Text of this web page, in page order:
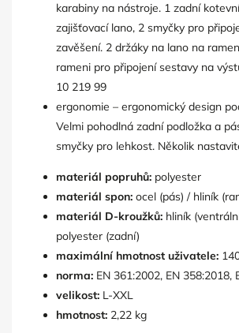
karabiny na nástroje. 1 zadní
zajišťovací lano, 2 smyčky pro
zavěšení. 2 držáky na lano na
rameni pro připojení sestavy na
10 219 99
ergonomie – ergonomický design
Velmi pohodlná zadní podložka a
smyčky pro lehkost. Několik
materiál popruhů: polyester
materiál spon: ocel (pás) / hliník
materiál D-kroužků: hliník
polyester (zadní)
maximální hmotnost uživatele:
norma: EN 361:2002, EN 358:2018,
velikost: L-XXL
hmotnost: 2,22 kg